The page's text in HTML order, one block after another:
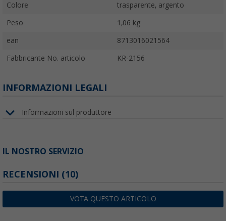
Colore trasparente, argento
Peso 1,06 kg
ean 8713016021564
Fabbricante No. articolo KR-2156
INFORMAZIONI LEGALI
Informazioni sul produttore
IL NOSTRO SERVIZIO
RECENSIONI (10)
VOTA QUESTO ARTICOLO